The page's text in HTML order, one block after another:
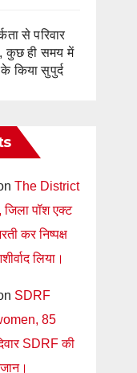
से परिवार
कुछ ही समय में
किया सुपुर्द
The District
पॉश एक्ट
कर निष्पक्ष
लिया।
SDRF
85
SDRF की